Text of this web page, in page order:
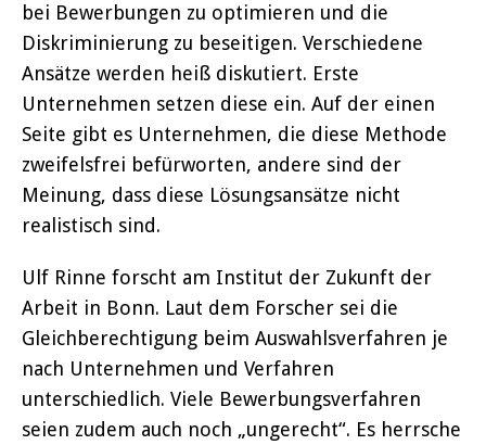
bei Bewerbungen zu optimieren und die
Diskriminierung zu beseitigen. Verschiedene
Ansätze werden heiß diskutiert. Erste
Unternehmen setzen diese ein. Auf der einen
Seite gibt es Unternehmen, die diese Methode
zweifelsfrei befürworten, andere sind der
Meinung, dass diese Lösungsansätze nicht
realistisch sind.
Ulf Rinne forscht am Institut der Zukunft der
Arbeit in Bonn. Laut dem Forscher sei die
Gleichberechtigung beim Auswahlsverfahren je
nach Unternehmen und Verfahren
unterschiedlich. Viele Bewerbungsverfahren
seien zudem auch noch „ungerecht“. Es herrsche